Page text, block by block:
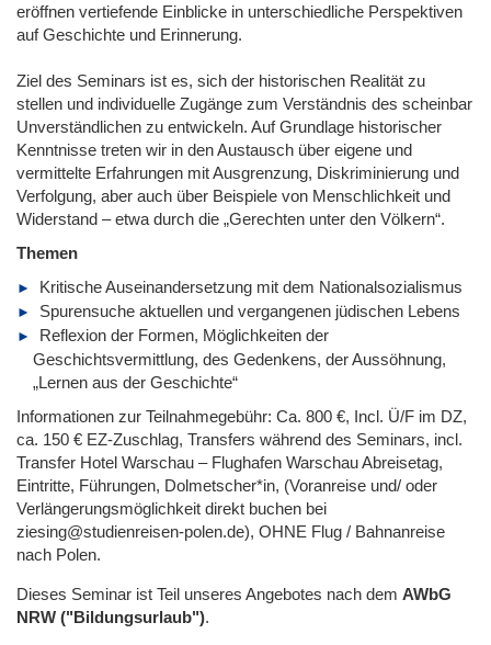
eröffnen vertiefende Einblicke in unterschiedliche Perspektiven
auf Geschichte und Erinnerung.
Ziel des Seminars ist es, sich der historischen Realität zu
stellen und individuelle Zugänge zum Verständnis des scheinbar
Unverständlichen zu entwickeln. Auf Grundlage historischer
Kenntnisse treten wir in den Austausch über eigene und
vermittelte Erfahrungen mit Ausgrenzung, Diskriminierung und
Verfolgung, aber auch über Beispiele von Menschlichkeit und
Widerstand – etwa durch die „Gerechten unter den Völkern“.
Themen
Kritische Auseinandersetzung mit dem Nationalsozialismus
Spurensuche aktuellen und vergangenen jüdischen Lebens
Reflexion der Formen, Möglichkeiten der
Geschichtsvermittlung, des Gedenkens, der Aussöhnung,
„Lernen aus der Geschichte“
Informationen zur Teilnahmegebühr: Ca. 800 €, Incl. Ü/F im DZ,
ca. 150 € EZ-Zuschlag, Transfers während des Seminars, incl.
Transfer Hotel Warschau – Flughafen Warschau Abreisetag,
Eintritte, Führungen, Dolmetscher*in, (Voranreise und/ oder
Verlängerungsmöglichkeit direkt buchen bei
ziesing@studienreisen-polen.de), OHNE Flug / Bahnanreise
nach Polen.
Dieses Seminar ist Teil unseres Angebotes nach dem AWbG
NRW ("Bildungsurlaub").